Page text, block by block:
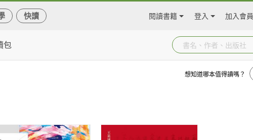
快讀 閱讀書籍 登入 加入會員
包
想知道哪本值得讀嗎？